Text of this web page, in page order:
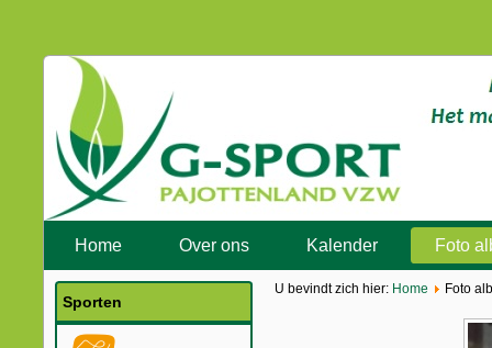
Home Over ons Kalender Foto
Sporten
U bevindt zich hier: Home Foto